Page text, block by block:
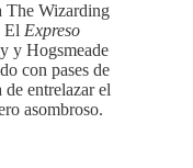
The Wizarding
El Expreso
y Hogsmeade
con pases de
entrelazar el
asombroso.